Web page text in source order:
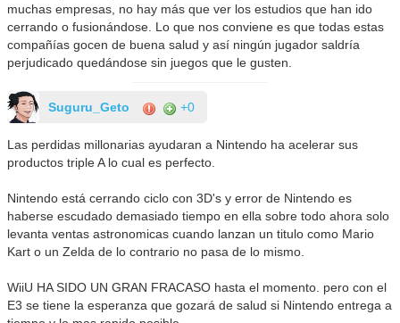
muchas empresas, no hay más que ver los estudios que han ido
cerrando o fusionándose. Lo que nos conviene es que todas estas
compañías gocen de buena salud y así ningún jugador saldría
perjudicado quedándose sin juegos que le gusten.
Suguru_Geto +0
Las perdidas millonarias ayudaran a Nintendo ha acelerar sus
productos triple A lo cual es perfecto.
Nintendo está cerrando ciclo con 3D's y error de Nintendo es
haberse escudado demasiado tiempo en ella sobre todo ahora solo
levanta ventas astronomicas cuando lanzan un titulo como Mario
Kart o un Zelda de lo contrario no pasa de lo mismo.
WiiU HA SIDO UN GRAN FRACASO hasta el momento. pero con el
E3 se tiene la esperanza que gozará de salud si Nintendo entrega a